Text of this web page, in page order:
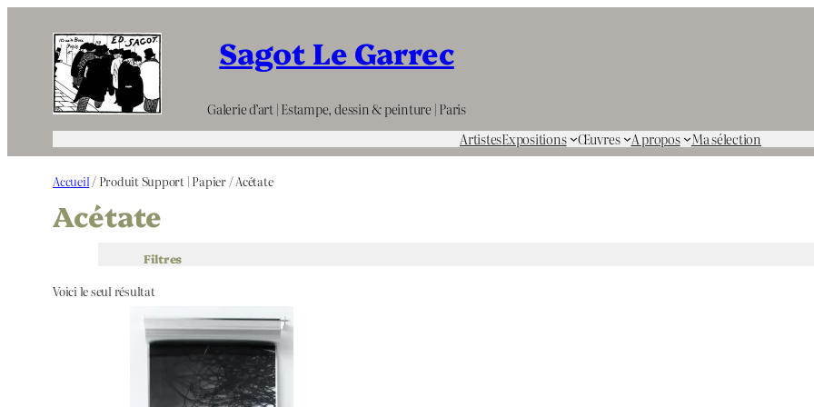
contenu
Sagot Le Garrec
Galerie d’art | Estampe, dessin & peinture | Paris
ArtistesExpositions Œuvres A propos Ma sélection
Accueil / Produit Support | Papier / Acétate
Acétate
Filtres
Voici le seul résultat